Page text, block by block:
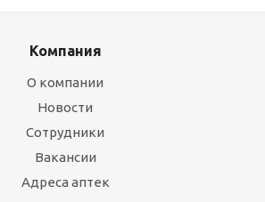
Компания
О компании
Новости
Сотрудники
Вакансии
Адреса аптек